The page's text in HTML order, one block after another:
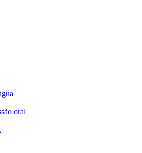
oral